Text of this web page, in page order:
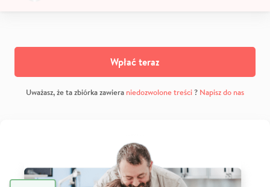
Wpłać teraz
Uważasz, że ta zbiórka zawiera niedozwolone treści? Napisz do nas